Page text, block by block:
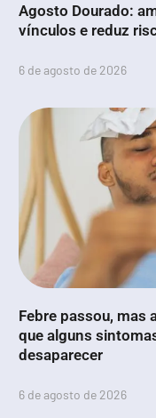
Agosto Dourado:
vínculos e reduz
6 de agosto de 2026
Febre passou, mas
que alguns
desaparecer
6 de agosto de 2026